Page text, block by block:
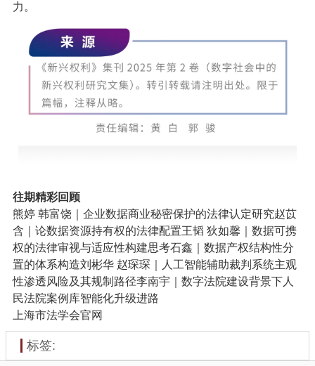
力。
往期精彩回顾
熊婷 韩富饶｜企业数据商业秘密保护的法律认定研究赵苡
含｜论数据资源持有权的法律配置王韬 狄如馨｜数据可携
权的法律审视与适应性构建思考石鑫｜数据产权结构性分
置的体系构造刘彬华 赵琛琛｜人工智能辅助裁判系统主观
性渗透风险及其规制路径李南宇｜数字法院建设背景下人
民法院案例库智能化升级进路
上海市法学会官网
标签: